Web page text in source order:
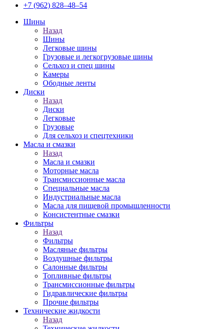
+7 (962) 828‒48‒54
Шины
Назад
Шины
Легковые шины
Грузовые и легкогрузовые шины
Сельхоз и спец шины
Камеры
Ободные ленты
Диски
Назад
Диски
Легковые
Грузовые
Для сельхоз и спецтехники
Масла и смазки
Назад
Масла и смазки
Моторные масла
Трансмиссионные масла
Специальные масла
Индустриальные масла
Масла для пищевой промышленности
Консистентные смазки
Фильтры
Назад
Фильтры
Масляные фильтры
Воздушные фильтры
Салонные фильтры
Топливные фильтры
Трансмиссионные фильтры
Гидравлические фильтры
Прочие фильтры
Технические жидкости
Назад